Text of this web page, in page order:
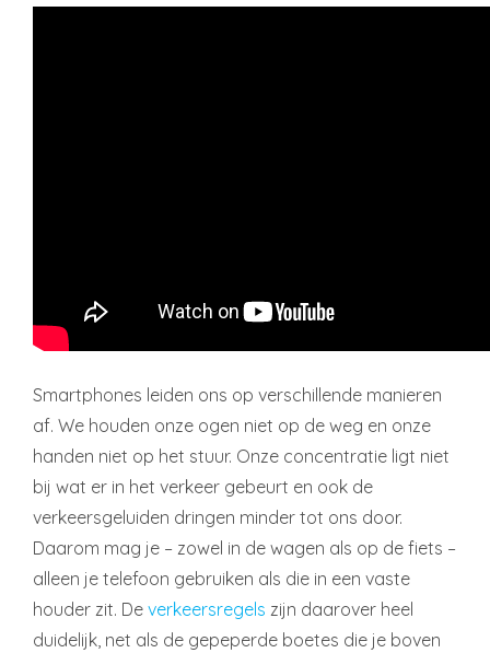
Smartphones leiden ons op verschillende manieren
af. We houden onze ogen niet op de weg en onze
handen niet op het stuur. Onze concentratie ligt niet
bij wat er in het verkeer gebeurt en ook de
verkeersgeluiden dringen minder tot ons door.
Daarom mag je – zowel in de wagen als op de fiets –
alleen je telefoon gebruiken als die in een vaste
houder zit. De verkeersregels zijn daarover heel
duidelijk, net als de gepeperde boetes die je boven